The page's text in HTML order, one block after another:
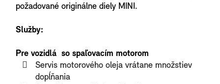
požadované originálne diely MINI.
Služby:
Pre vozidlá so spaľovacím motorom
Servis motorového oleja vrátane množstiev
dopĺňania